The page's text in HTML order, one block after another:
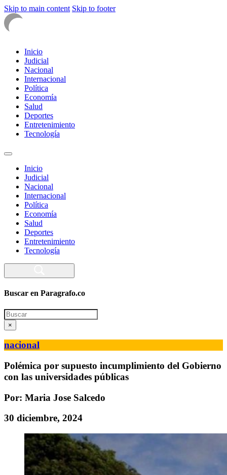
Skip to main content Skip to footer
Inicio
Judicial
Nacional
Internacional
Política
Economía
Salud
Deportes
Entretenimiento
Tecnología
Inicio
Judicial
Nacional
Internacional
Política
Economía
Salud
Deportes
Entretenimiento
Tecnología
Buscar en Paragrafo.co
Search
×
nacional
Polémica por supuesto incumplimiento del Gobierno
con las universidades públicas
Por: Maria Jose Salcedo
30 diciembre, 2024